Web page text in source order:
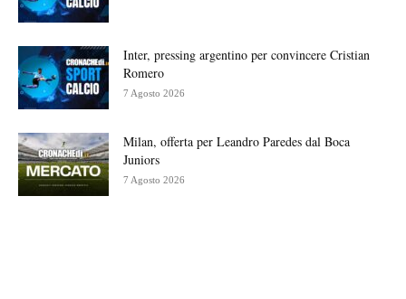
Inter, pressing argentino per convincere Cristian
Romero
7 Agosto 2026
Milan, offerta per Leandro Paredes dal Boca
Juniors
7 Agosto 2026